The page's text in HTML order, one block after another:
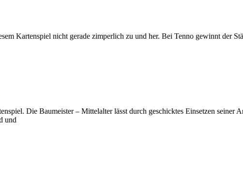
Kartenspiel nicht gerade zimperlich zu und her. Bei Tenno gewinnt der
Die Baumeister – Mittelalter lässt durch geschicktes Einsetzen seiner
und